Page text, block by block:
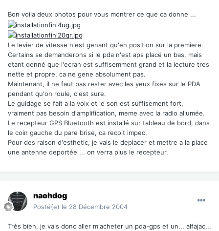
Bon voila deux photos pour vous montrer ce que ca donne ...
Le levier de vitesse n'est genant qu'en position sur la premiere.
Certains se demanderons si le pda n'est aps placé un bas, mais
etant donné que l'ecran est suffisemment grand et la lecture tres
nette et propre, ca ne gene absolument pas.
Maintenant, il ne faut pas rester avec les yeux fixes sur le PDA
pendant qu'on roule, c'est sure.
Le guidage se fait a la voix et le son est suffisement fort,
vraiment pas besoin d'amplification, meme avec la radio allumée.
Le recepteur GPS Bluetooth est installé sur tableau de bord, dans
le coin gauche du pare brise, ca recoit impec.
Pour des raison d'esthetic, je vais le deplacer et mettre a la place
une antenne deportée ... on verra plus le recepteur.
naohdog
Posté(e) le 28 Décembre 2004
Très bien, je vais donc aller m'acheter un pda-gps et un... alfajac...